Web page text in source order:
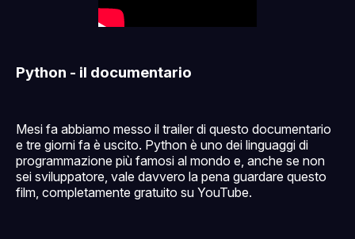
Python - il documentario
Mesi fa abbiamo messo il trailer di questo documentario
e tre giorni fa è uscito. Python è uno dei linguaggi di
programmazione più famosi al mondo e, anche se non
sei sviluppatore, vale davvero la pena guardare questo
film, completamente gratuito su YouTube.